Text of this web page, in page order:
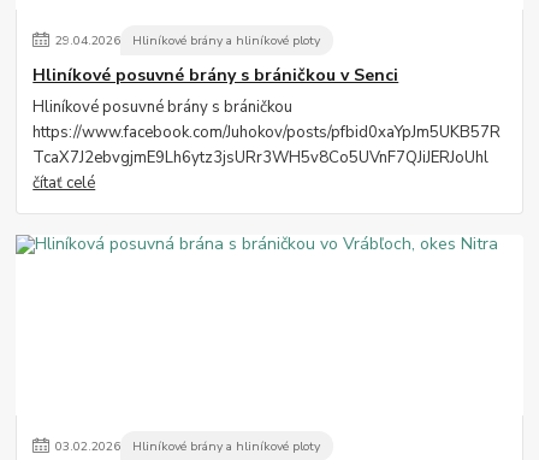
29.04.2026 Hliníkové brány a hliníkové ploty
Hliníkové posuvné brány s bráničkou v Senci
Hliníkové posuvné brány s bráničkou
https://www.facebook.com/Juhokov/posts/pfbid0xaYpJm5UKB57R
TcaX7J2ebvgjmE9Lh6ytz3jsURr3WH5v8Co5UVnF7QJiJERJoUhl
čítať celé
03.02.2026 Hliníkové brány a hliníkové ploty